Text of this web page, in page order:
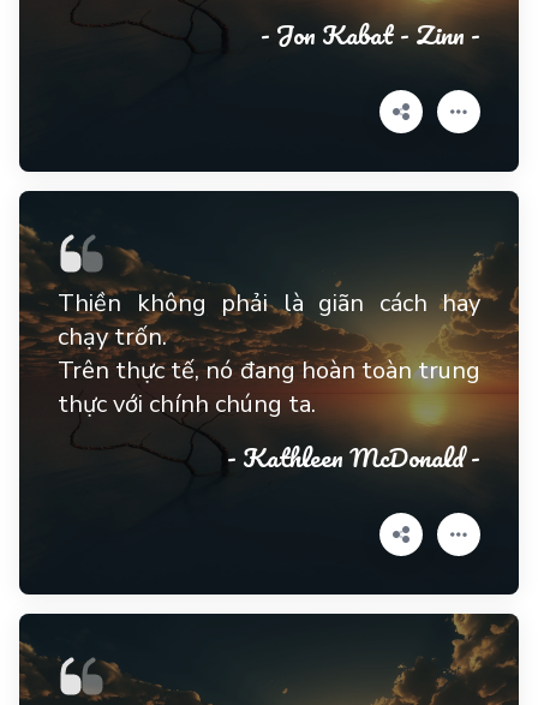
- Jon Kabat - Zinn -
Thiền không phải là giãn cách hay
chạy trốn.
Trên thực tế, nó đang hoàn toàn trung
thực với chính chúng ta.
- Kathleen McDonald -